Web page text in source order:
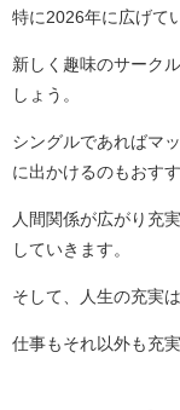
特に2026年に広げて
新しく趣味のサーク
しょう。
シングルであればマ
に出かけるのもおすす
人間関係が広がり充
していきます。
そして、人生の充実
仕事もそれ以外も充